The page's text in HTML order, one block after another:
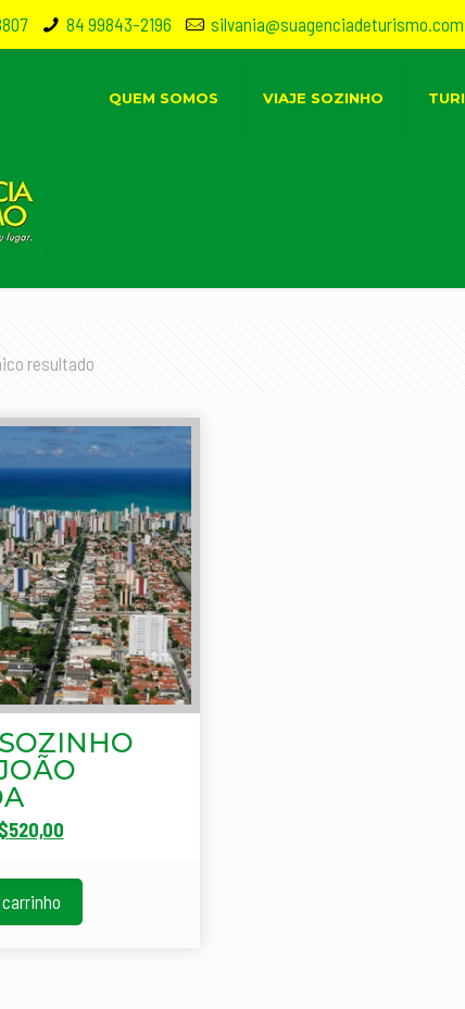
84 99843-2196
QUEM SOMOS VIAJE SOZINHO
resultado
520,00O
atual